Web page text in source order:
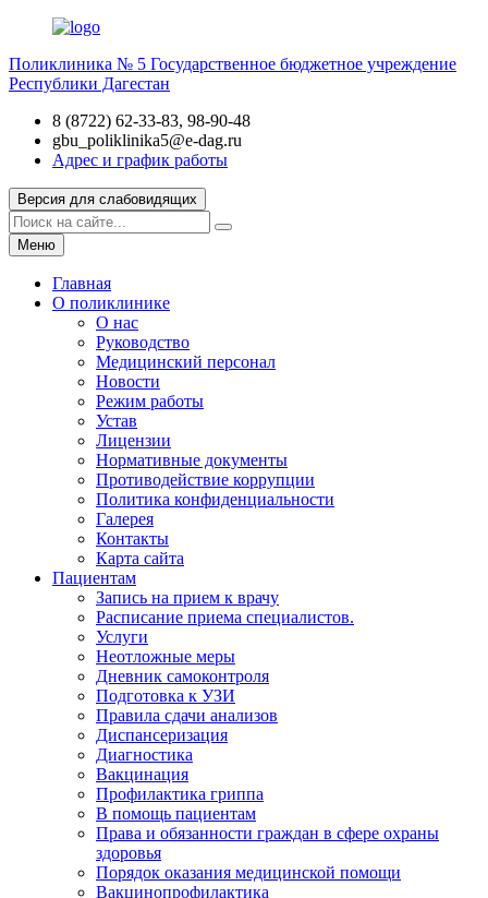
Поликлиника № 5 Государственное бюджетное учреждение
Республики Дагестан
8 (8722) 62-33-83, 98-90-48
gbu_poliklinika5@e-dag.ru
Адрес и график работы
Версия для слабовидящих
Меню
Главная
О поликлинике
О нас
Руководство
Медицинский персонал
Новости
Режим работы
Устав
Лицензии
Нормативные документы
Противодействие коррупции
Политика конфиденциальности
Галерея
Контакты
Карта сайта
Пациентам
Запись на прием к врачу
Расписание приема специалистов.
Услуги
Неотложные меры
Дневник самоконтроля
Подготовка к УЗИ
Правила сдачи анализов
Диспансеризация
Диагностика
Вакцинация
Профилактика гриппа
В помощь пациентам
Права и обязанности граждан в сфере охраны
здоровья
Порядок оказания медицинской помощи
Вакцинопрофилактика